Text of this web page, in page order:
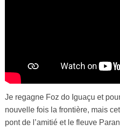
Je regagne Foz do Iguaçu et
nouvelle fois la frontière, mais
pont de l’amitié et le fleuve